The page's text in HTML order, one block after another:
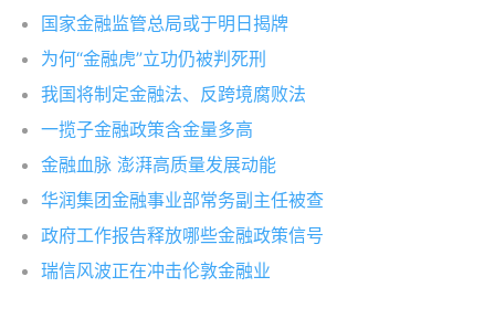
国家金融监管总局或于明日揭牌
为何“金融虎”立功仍被判死刑
我国将制定金融法、反跨境腐败法
一揽子金融政策含金量多高
金融血脉 澎湃高质量发展动能
华润集团金融事业部常务副主任被查
政府工作报告释放哪些金融政策信号
瑞信风波正在冲击伦敦金融业